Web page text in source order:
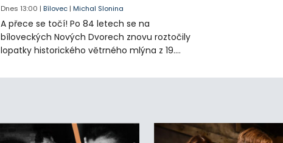
Dnes 13:00 |Bílovec |Michal Slonina
A přece se točí! Po 84 letech se na
bíloveckých Nových Dvorech znovu roztočily
lopatky historického větrného mlýna z 19.
rozpohybovat dobrovolníci.